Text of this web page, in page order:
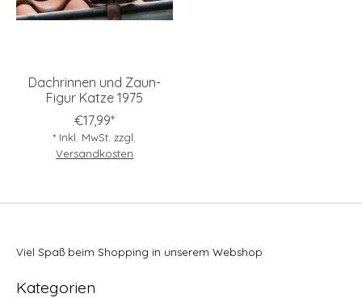
Dachrinnen und Zaun-
Figur Katze 1975
€17,99*
* Inkl. MwSt. zzgl.
Versandkosten
Viel Spaß beim Shopping in unserem Webshop
Kategorien